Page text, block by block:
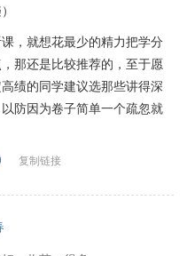
，就想花最少的精力把学分
那还是比较推荐的，至于愿
绩的同学建议选那些讲得深
防因为卷子简单一个疏忽就
复制链接